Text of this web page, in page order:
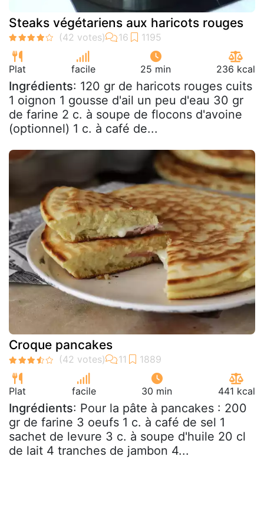
Steaks végétariens aux haricots rouges
Plat facile 25 min 236 kcal
Ingrédients: 120 gr de haricots rouges cuits
1 oignon 1 gousse d'ail un peu d'eau 30 gr
de farine 2 c. à soupe de flocons d'avoine
(optionnel) 1 c. à café de...
Croque pancakes
Plat facile 30 min 441 kcal
Ingrédients: Pour la pâte à pancakes : 200
gr de farine 3 oeufs 1 c. à café de sel 1
sachet de levure 3 c. à soupe d'huile 20 cl
de lait 4 tranches de jambon 4...